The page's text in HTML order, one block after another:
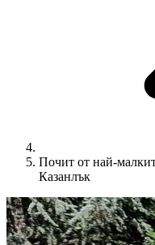
Почит от най-
Казанлък